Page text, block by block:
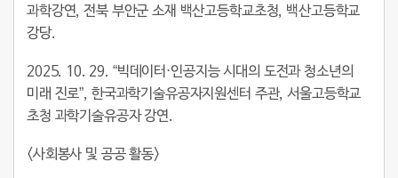
과학강연, 전북 부안군 소재 백산고등학교초청, 백산고등학교
강당.
2025. 10. 29. “빅데이터⋅인공지능 시대의 도전과 청소년의
미래 진로”, 한국과학기술유공자지원센터 주관,서울고등학교
초청 과학기술유공자 강연.
<사회봉사 및 공공 활동>